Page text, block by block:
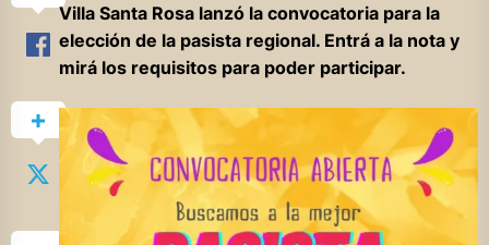
Villa Santa Rosa lanzó la convocatoria para la
elección de la pasista regional. Entrá a la nota y
mirá los requisitos para poder participar.